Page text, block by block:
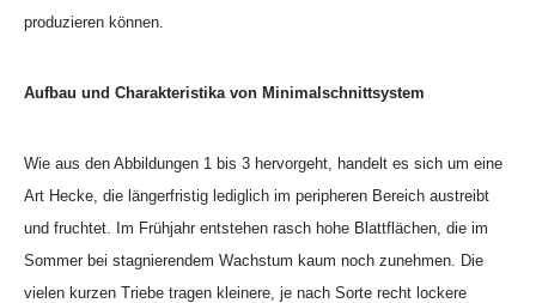
produzieren können.
Aufbau und Charakteristika von Minimalschnittsystem
Wie aus den Abbildungen 1 bis 3 hervorgeht, handelt es sich um eine
Art Hecke, die längerfristig lediglich im peripheren Bereich austreibt
und fruchtet. Im Frühjahr entstehen rasch hohe Blattflächen, die im
Sommer bei stagnierendem Wachstum kaum noch zunehmen. Die
vielen kurzen Triebe tragen kleinere, je nach Sorte recht lockere